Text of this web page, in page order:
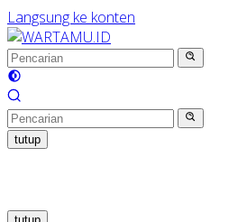
Langsung ke konten
tutup